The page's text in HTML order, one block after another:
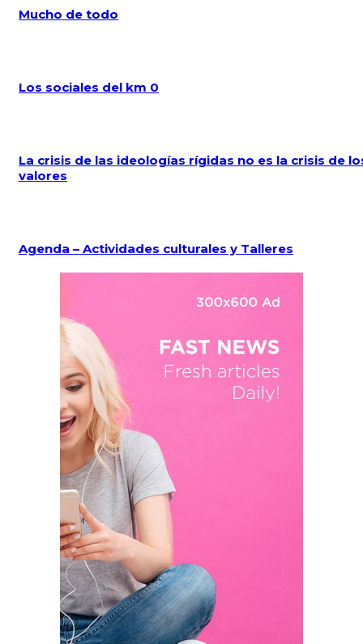
Mucho de todo
Los sociales del km 0
La crisis de las ideologías rígidas no es la crisis de
valores
Agenda – Actividades culturales y Talleres